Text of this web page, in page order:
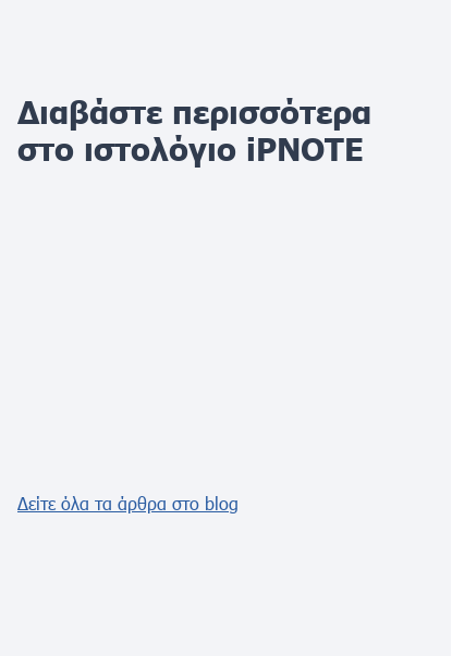
Διαβάστε περισσότερα
στο ιστολόγιο iPNOTE
Δείτε όλα τα άρθρα στο blog